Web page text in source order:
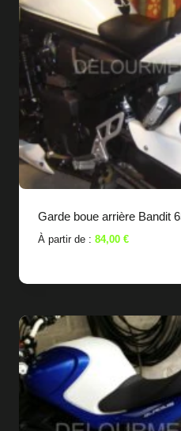
Garde boue arrière Bandit
À partir de : 84,00 €